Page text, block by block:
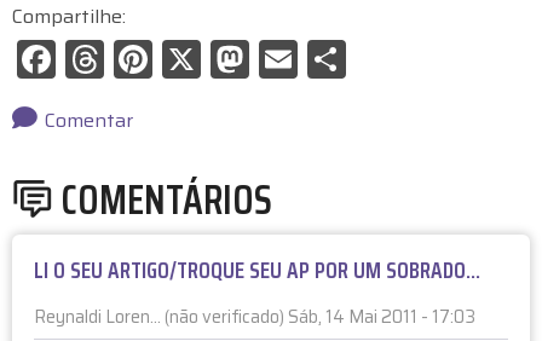
Compartilhe:
F
a
c
e
b
o
o
k
T
hr
e
a
d
s
Pi
nt
e
st
X M
a
o
d
o
n
E
m
Comentar
COMENTÁRIOS
LI O SEU ARTIGO/TROQUE SEU AP POR UM SOBRADO...
Reynaldi Loren… (não verificado) Sáb, 14 Mai 2011 - 17:03